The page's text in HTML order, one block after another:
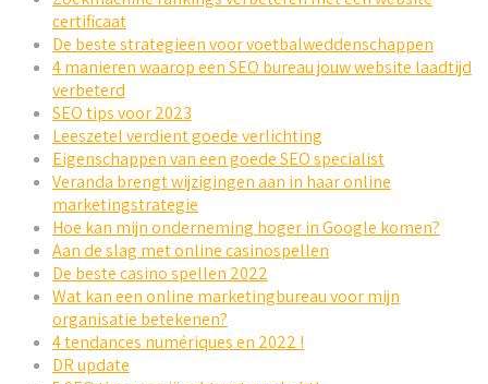
certificaat
De beste strategieën voor voetbalweddenschappen
4 manieren waarop een SEO bureau jouw website laadtijd
verbeterd
SEO tips voor 2023
Leeszetel verdient goede verlichting
Eigenschappen van een goede SEO specialist
Veranda brengt wijzigingen aan in haar online
marketingstrategie
Hoe kan mijn onderneming hoger in Google komen?
Aan de slag met online casinospellen
De beste casino spellen 2022
Wat kan een online marketingbureau voor mijn
organisatie betekenen?
4 tendances numériques en 2022 !
DR update